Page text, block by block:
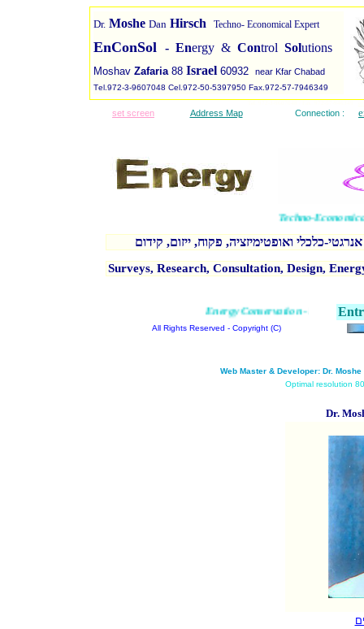
Dr. Moshe Dan Hirsch Techno- Economical Expert
EnConSol - Energy & Control Solutions
Moshav Zafaria88 Israel 60932 near Kfar Chabad
Tel.972-3-9607048 Cel.972-50-5397950 Fax.972-57-7946349
set screen Address Map Connection :
Techno-Economical
ייצור וצריכה מגוונים, ציוד ומערכות: חשמל, קרור, מיזוג אויר, אוורור, חימום, קיטור,
כלכלי ואופטימיזציה, פקוח, ייזום, קידום
Surveys, Research, Consultation, Design,
Energy Conservation - Renewable
השמש, אנרגית הרוח, אנרגיה הידרואלקטרית, אנרגיה מפסולת - יצור משולב של חשמל וחום
All Rights Reserved - Copyright (C)
Web Master & Developer: Dr.
Optimal resolution
Dr.